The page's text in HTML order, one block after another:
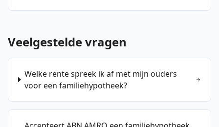
Veelgestelde vragen
Welke rente spreek ik af met mijn ouders
voor een familiehypotheek?